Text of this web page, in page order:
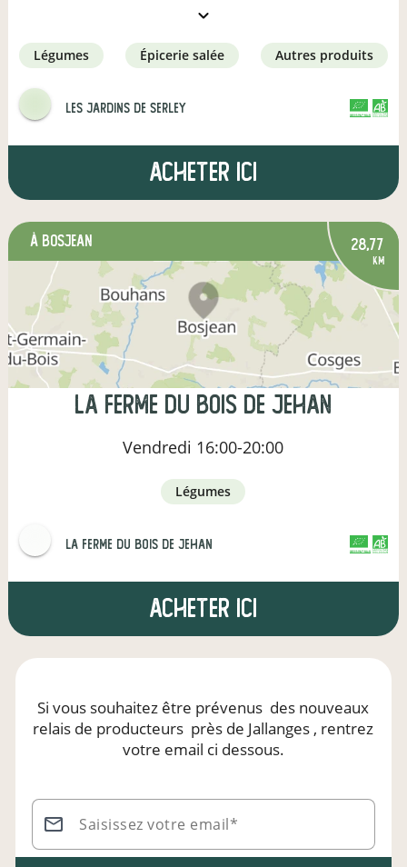
légumes épicerie salée autres produits
Les Jardins de Serley CERTIFIÉ PAR FR-BIO-01
AGRICULTURE FRANCE
Acheter ici
à Bosjean 28,77
km
La ferme du Bois de Jehan
Vendredi 16:00-20:00
légumes
La ferme du Bois de Jehan
Acheter ici
Si vous souhaitez être prévenus des nouveaux
relais de producteurs près de Jallanges , rentrez
votre email ci dessous.
Saisissez votre email*